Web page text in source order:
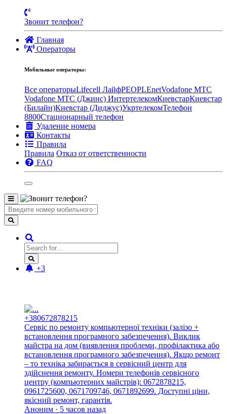
Звонит телефон?
Главная
Операторы
Мобильные операторы:
Все операторыLifecell ЛайфPEOPLEnetVodafone MTC
Vodafone МТС (Джинс) ИнтертелекомКиевстарКиевстар
(Билайн)Киевстар (Диджус)УкртелекомТелефон
8800Стационарный телефон
Удаление номера
Контакты
Правила
Правила Отказ от ответственности
FAQ
+3
+380672878215
Сервіс по ремонту компьютерної техніки (залізо +
встановлення програмного забезпечення). Виклик
майстра на дом (виявлення проблеми, профілактика або
встановлення програмного забезпечення). Якщо ремонт
– то техніка забирається в сервісний центр для
здійснення ремонту. Номери телефонів сервісного
центру (компьютерних майстрів): 0672878215,
0961725600, 0671709746, 0671892699. Доступні ціни,
якісний ремонт, гарантія.
Аноним · 5 часов назад